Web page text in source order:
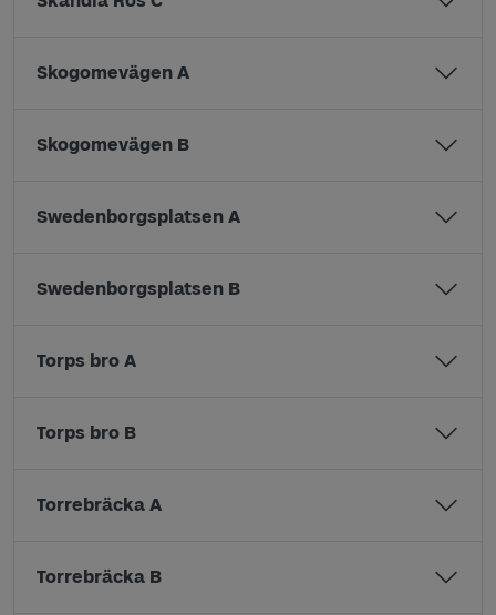
Skogomevägen A
Skogomevägen B
Swedenborgsplatsen A
Swedenborgsplatsen B
Torps bro A
Torps bro B
Torrebräcka A
Torrebräcka B